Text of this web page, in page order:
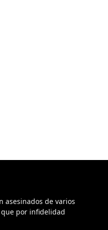
asesinados de varios
por infidelidad